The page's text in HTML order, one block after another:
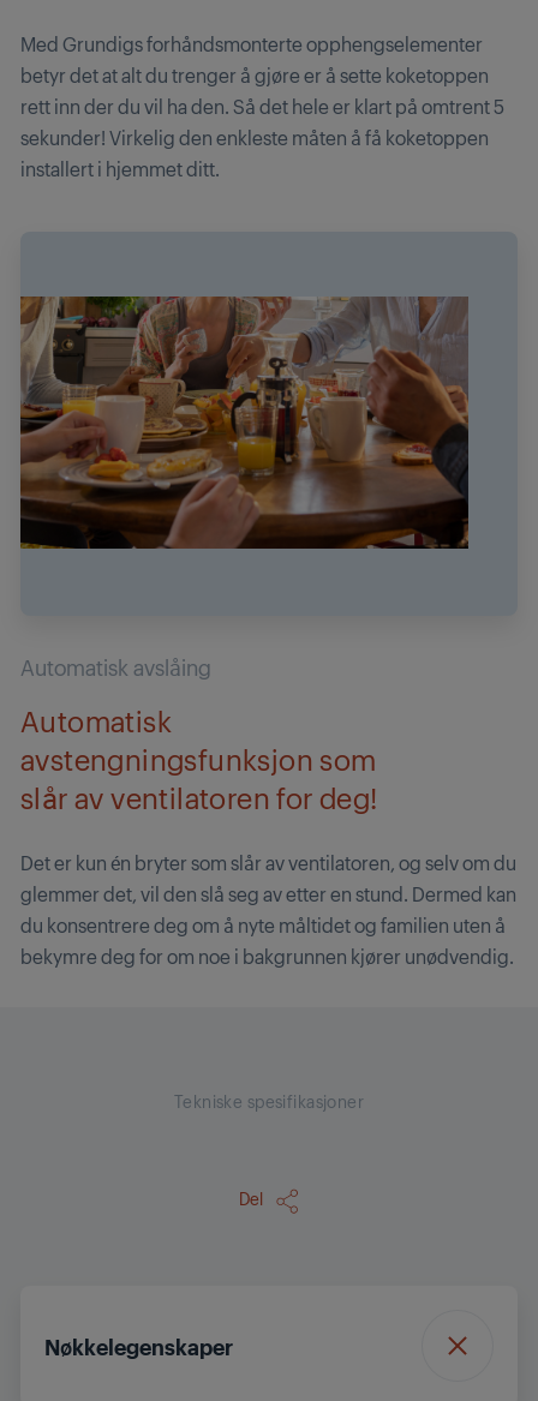
Med Grundigs forhåndsmonterte opphengselementer
betyr det at alt du trenger å gjøre er å sette koketoppen
rett inn der du vil ha den. Så det hele er klart på omtrent 5
sekunder! Virkelig den enkleste måten å få koketoppen
installert i hjemmet ditt.
Automatisk avslåing
Automatisk
avstengningsfunksjon som
slår av ventilatoren for deg!
Det er kun én bryter som slår av ventilatoren, og selv om du
glemmer det, vil den slå seg av etter en stund. Dermed kan
du konsentrere deg om å nyte måltidet og familien uten å
bekymre deg for om noe i bakgrunnen kjører unødvendig.
Tekniske spesifikasjoner
Del
Nøkkelegenskaper